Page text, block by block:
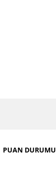
PUAN DURUMU